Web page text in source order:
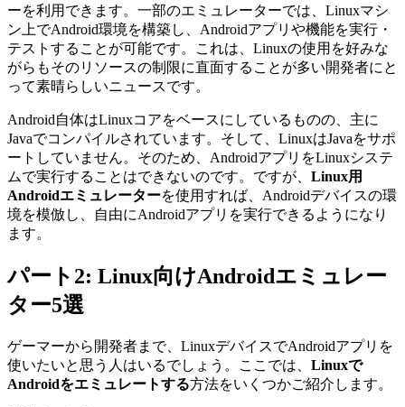
ーを利用できます。一部のエミュレーターでは、Linuxマシ
ン上でAndroid環境を構築し、Androidアプリや機能を実行・
テストすることが可能です。これは、Linuxの使用を好みな
がらもそのリソースの制限に直面することが多い開発者にと
って素晴らしいニュースです。
Android自体はLinuxコアをベースにしているものの、主に
Javaでコンパイルされています。そして、LinuxはJavaをサポ
ートしていません。そのため、AndroidアプリをLinuxシステ
ムで実行することはできないのです。ですが、 Linux用
Androidエミュレーターを使用すれば、Androidデバイスの環
境を模倣し、自由にAndroidアプリを実行できるようになり
ます。
パート2: Linux向けAndroidエミュレー
ター5選
ゲーマーから開発者まで、LinuxデバイスでAndroidアプリを
使いたいと思う人はいるでしょう。ここでは、 Linuxで
Androidをエミュレートする方法をいくつかご紹介します。